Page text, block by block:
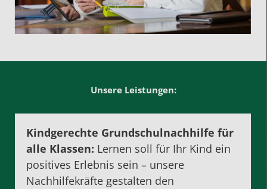
Unsere Leistungen:
Kindgerechte Grundschulnachhilfe für
alle Klassen: Lernen soll für Ihr Kind ein
positives Erlebnis sein – unsere
Nachhilfekräfte gestalten den